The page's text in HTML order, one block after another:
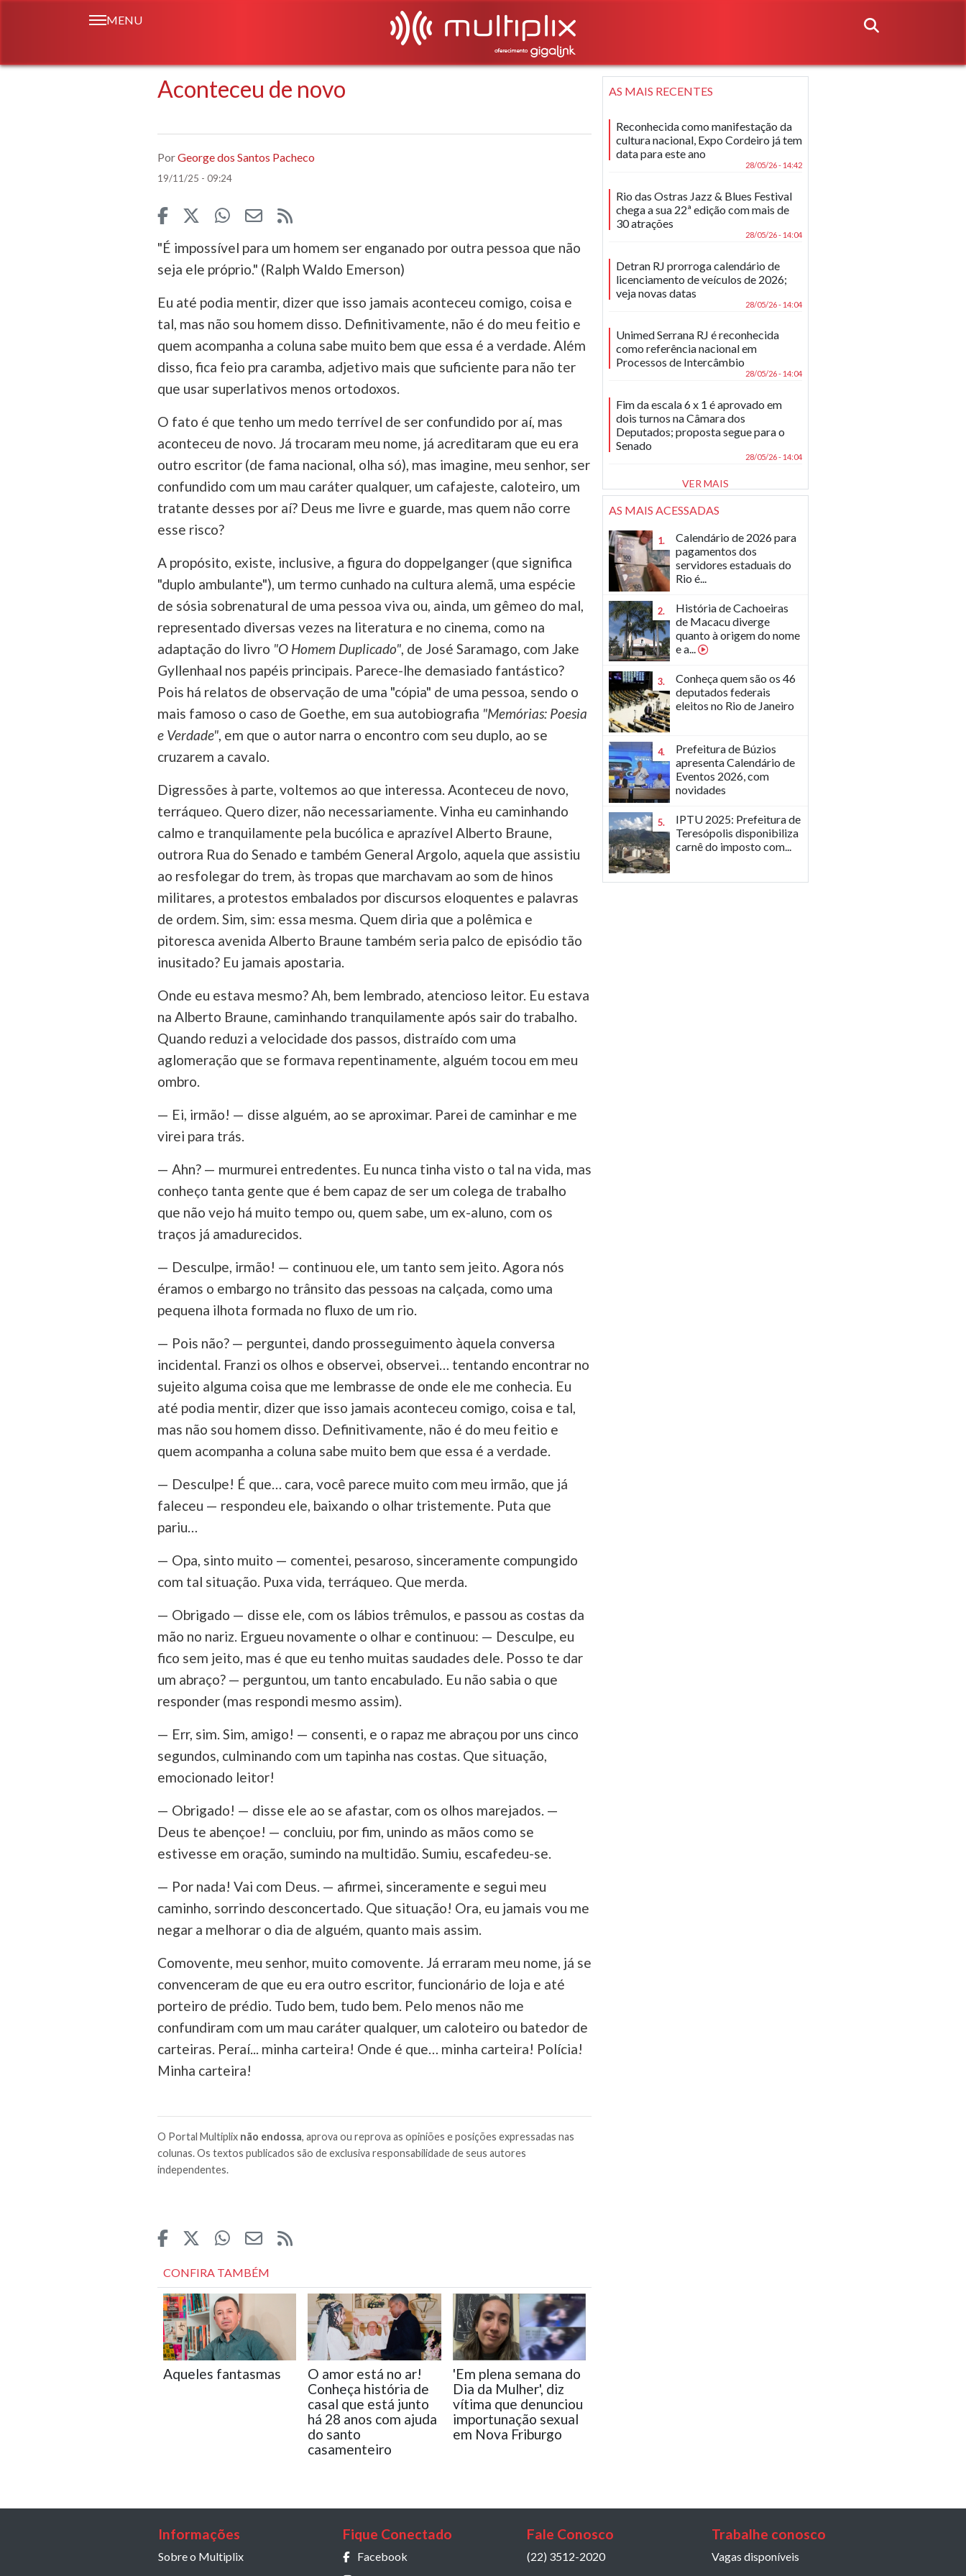
MENU
Aconteceu de novo
PorGeorge dos Santos Pacheco
19/11/25 - 09:24
"É impossível para um homem ser enganado por outra pessoa que não
seja ele próprio." (Ralph Waldo Emerson)
Eu até podia mentir, dizer que isso jamais aconteceu comigo, coisa e
tal, mas não sou homem disso. Definitivamente, não é do meu feitio e
quem acompanha a coluna sabe muito bem que essa é a verdade. Além
disso, fica feio pra caramba, adjetivo mais que suficiente para não ter
que usar superlativos menos ortodoxos.
O fato é que tenho um medo terrível de ser confundido por aí, mas
aconteceu de novo. Já trocaram meu nome, já acreditaram que eu era
outro escritor (de fama nacional, olha só), mas imagine, meu senhor, ser
confundido com um mau caráter qualquer, um cafajeste, caloteiro, um
tratante desses por aí? Deus me livre e guarde, mas quem não corre
esse risco?
A propósito, existe, inclusive, a figura do doppelganger (que significa
"duplo ambulante"), um termo cunhado na cultura alemã, uma espécie
de sósia sobrenatural de uma pessoa viva ou, ainda, um gêmeo do mal,
representado diversas vezes na literatura e no cinema, como na
adaptação do livro "O Homem Duplicado", de José Saramago, com Jake
Gyllenhaal nos papéis principais. Parece-lhe demasiado fantástico?
Pois há relatos de observação de uma "cópia" de uma pessoa, sendo o
mais famoso o caso de Goethe, em sua autobiografia "Memórias: Poesia
e Verdade", em que o autor narra o encontro com seu duplo, ao se
cruzarem a cavalo.
Digressões à parte, voltemos ao que interessa. Aconteceu de novo,
terráqueo. Quero dizer, não necessariamente. Vinha eu caminhando
calmo e tranquilamente pela bucólica e aprazível Alberto Braune,
outrora Rua do Senado e também General Argolo, aquela que assistiu
ao resfolegar do trem, às tropas que marchavam ao som de hinos
militares, a protestos embalados por discursos eloquentes e palavras
de ordem. Sim, sim: essa mesma. Quem diria que a polêmica e
pitoresca avenida Alberto Braune também seria palco de episódio tão
inusitado? Eu jamais apostaria.
Onde eu estava mesmo? Ah, bem lembrado, atencioso leitor. Eu estava
na Alberto Braune, caminhando tranquilamente após sair do trabalho.
Quando reduzi a velocidade dos passos, distraído com uma
aglomeração que se formava repentinamente, alguém tocou em meu
ombro.
— Ei, irmão! — disse alguém, ao se aproximar. Parei de caminhar e me
virei para trás.
— Ahn? — murmurei entredentes. Eu nunca tinha visto o tal na vida, mas
conheço tanta gente que é bem capaz de ser um colega de trabalho
que não vejo há muito tempo ou, quem sabe, um ex-aluno, com os
traços já amadurecidos.
— Desculpe, irmão! — continuou ele, um tanto sem jeito. Agora nós
éramos o embargo no trânsito das pessoas na calçada, como uma
pequena ilhota formada no fluxo de um rio.
— Pois não? — perguntei, dando prosseguimento àquela conversa
incidental. Franzi os olhos e observei, observei… tentando encontrar no
sujeito alguma coisa que me lembrasse de onde ele me conhecia. Eu
até podia mentir, dizer que isso jamais aconteceu comigo, coisa e tal,
mas não sou homem disso. Definitivamente, não é do meu feitio e
quem acompanha a coluna sabe muito bem que essa é a verdade.
— Desculpe! É que… cara, você parece muito com meu irmão, que já
faleceu — respondeu ele, baixando o olhar tristemente. Puta que
pariu…
— Opa, sinto muito — comentei, pesaroso, sinceramente compungido
com tal situação. Puxa vida, terráqueo. Que merda.
— Obrigado — disse ele, com os lábios trêmulos, e passou as costas da
mão no nariz. Ergueu novamente o olhar e continuou: — Desculpe, eu
fico sem jeito, mas é que eu tenho muitas saudades dele. Posso te dar
um abraço? — perguntou, um tanto encabulado. Eu não sabia o que
responder (mas respondi mesmo assim).
— Err, sim. Sim, amigo! — consenti, e o rapaz me abraçou por uns cinco
segundos, culminando com um tapinha nas costas. Que situação,
emocionado leitor!
— Obrigado! — disse ele ao se afastar, com os olhos marejados. —
Deus te abençoe! — concluiu, por fim, unindo as mãos como se
estivesse em oração, sumindo na multidão. Sumiu, escafedeu-se.
— Por nada! Vai com Deus. — afirmei, sinceramente e segui meu
caminho, sorrindo desconcertado. Que situação! Ora, eu jamais vou me
negar a melhorar o dia de alguém, quanto mais assim.
Comovente, meu senhor, muito comovente. Já erraram meu nome, já se
convenceram de que eu era outro escritor, funcionário de loja e até
porteiro de prédio. Tudo bem, tudo bem. Pelo menos não me
confundiram com um mau caráter qualquer, um caloteiro ou batedor de
carteiras. Peraí... minha carteira! Onde é que… minha carteira! Polícia!
Minha carteira!
O Portal Multiplix não endossa, aprova ou reprova as opiniões e posições expressadas nas
colunas. Os textos publicados são de exclusiva responsabilidade de seus autores
independentes.
CONFIRA TAMBÉM
Aqueles fantasmas
O amor está no ar!
Conheça história de
casal que está junto
há 28 anos com ajuda
do santo
casamenteiro
'Em plena semana do
Dia da Mulher', diz
vítima que denunciou
importunação sexual
em Nova Friburgo
AS MAIS RECENTES
Reconhecida como manifestação da
cultura nacional, Expo Cordeiro já tem
data para este ano
28/05/26 - 14:42
Rio das Ostras Jazz & Blues Festival
chega a sua 22ª edição com mais de
30 atrações
28/05/26 - 14:04
Detran RJ prorroga calendário de
licenciamento de veículos de 2026;
veja novas datas
28/05/26 - 14:04
Unimed Serrana RJ é reconhecida
como referência nacional em
Processos de Intercâmbio
28/05/26 - 14:04
Fim da escala 6 x 1 é aprovado em
dois turnos na Câmara dos
Deputados; proposta segue para o
Senado
28/05/26 - 14:04
VER MAIS
AS MAIS ACESSADAS
1.
Calendário de 2026 para
pagamentos dos
servidores estaduais do
Rio é...
2.
História de Cachoeiras
de Macacu diverge
quanto à origem do nome
e a...
3.
Conheça quem são os 46
deputados federais
eleitos no Rio de Janeiro
4.
Prefeitura de Búzios
apresenta Calendário de
Eventos 2026, com
novidades
5.
IPTU 2025: Prefeitura de
Teresópolis disponibiliza
carnê do imposto com...
Informações
Sobre o Multiplix
Fique Conectado
Facebook
Fale Conosco
(22) 3512-2020
Trabalhe conosco
Vagas disponíveis